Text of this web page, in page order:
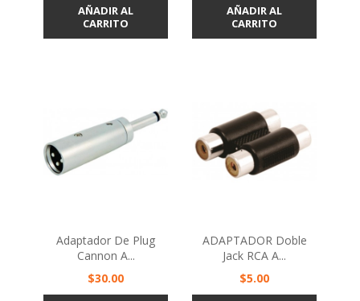
AÑADIR AL
CARRITO
AÑADIR AL
CARRITO
Adaptador De Plug
Cannon A...
Precio
$30.00
ADAPTADOR Doble
Jack RCA A...
Precio
$5.00